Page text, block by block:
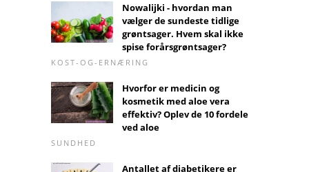
Nowalijki - hvordan man
vælger de sundeste tidlige
grøntsager. Hvem skal ikke
spise forårsgrøntsager?
KOST-OG-ERNÆRING
Hvorfor er medicin og
kosmetik med aloe vera
effektiv? Oplev de 10 fordele
ved aloe
SUNDHED
Antallet af diabetikere er